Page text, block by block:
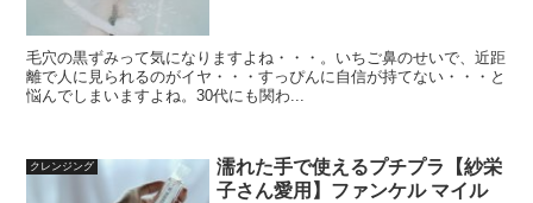
毛穴の黒ずみって気になりますよね・・・。いちご鼻のせいで、近距
離で人に見られるのがイヤ・・・すっぴんに自信が持てない・・・と
悩んでしまいますよね。30代にも関わ...
クレンジング
濡れた手で使えるプチプラ【紗栄
子さん愛用】ファンケル マイル